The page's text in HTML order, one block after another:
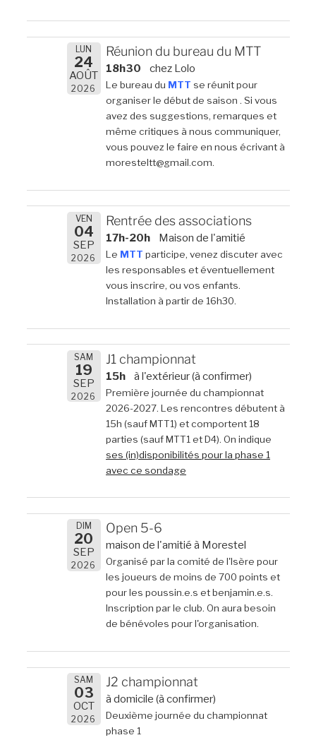
LUN
24
AOÛT
2026
Réunion du bureau du MTT
18h30 chez Lolo
Le bureau du MTT se réunit pour
organiser le début de saison . Si vous
avez des suggestions, remarques et
même critiques à nous communiquer,
vous pouvez le faire en nous écrivant à
moresteltt@gmail.com.
VEN
04
SEP
2026
Rentrée des associations
17h-20h Maison de l'amitié
Le MTT participe, venez discuter avec
les responsables et éventuellement
vous inscrire, ou vos enfants.
Installation à partir de 16h30.
SAM
19
SEP
2026
J1 championnat
15h à l'extérieur (à confirmer)
Première journée du championnat
2026-2027. Les rencontres débutent à
15h (sauf MTT1) et comportent 18
parties (sauf MTT1 et D4). On indique
ses (in)disponibilités pour la phase 1
avec ce sondage
DIM
20
SEP
2026
Open 5-6
maison de l'amitié à Morestel
Organisé par la comité de l'Isère pour
les joueurs de moins de 700 points et
pour les poussin.e.s et benjamin.e.s.
Inscription par le club. On aura besoin
de bénévoles pour l'organisation.
SAM
03
OCT
2026
J2 championnat
à domicile (à confirmer)
Deuxième journée du championnat
phase 1